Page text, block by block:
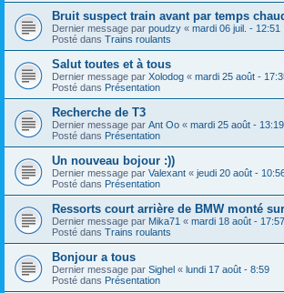
Bruit suspect train avant par temps
Dernier message par poudzy « mardi 06 juil. - 12:51
Posté dans Trains roulants
Salut toutes et à tous
Dernier message par Xolodog « mardi 25 août -
Posté dans Présentation
Recherche de T3
Dernier message par Ant Oo « mardi 25 août - 13:19
Posté dans Présentation
Un nouveau bojour :))
Dernier message par Valexant « jeudi 20 août -
Posté dans Présentation
Ressorts court arrière de BMW monté
Dernier message par Mika71 « mardi 18 août - 17:57
Posté dans Trains roulants
Bonjour a tous
Dernier message par Sighel « lundi 17 août - 8:59
Posté dans Présentation